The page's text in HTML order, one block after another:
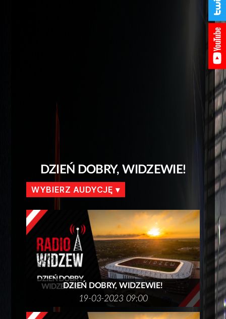
DZIEŃ DOBRY, WIDZEWIE!
WYBIERZ AUDYCJĘ
DZIEŃ DOBRY, WIDZEWIE!
19-03-2023 09:00